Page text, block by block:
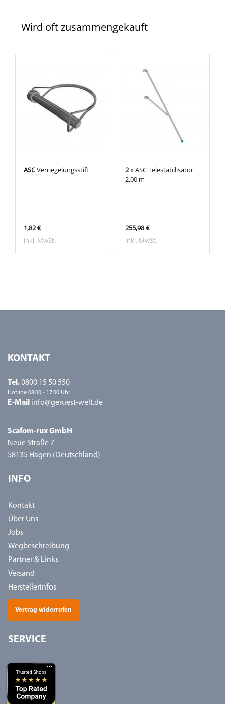
Wird oft zusammengekauft
ASCVerriegelungsstift
1,82 €
inkl. MwSt.
2x ASC Telestabilisator
2,00 m
255,98 €
inkl. MwSt.
KONTAKT
Tel.0800 15 50 550
Hotline 08:00 - 17:00 Uhr
E-Mail info@geruest-welt.de
Scafom-rux GmbH
Neue Straße 7
58135 Hagen (Deutschland)
INFO
Kontakt
Über Uns
Jobs
Wegbeschreibung
Partner & Links
Versand
Herstellerinfos
Vertrag widerrufen
SERVICE